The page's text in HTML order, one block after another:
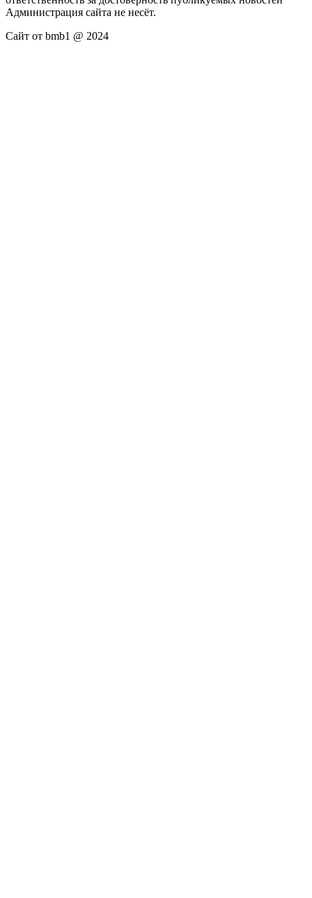
Администрация сайта не несёт.
Сайт от bmb1 @ 2024